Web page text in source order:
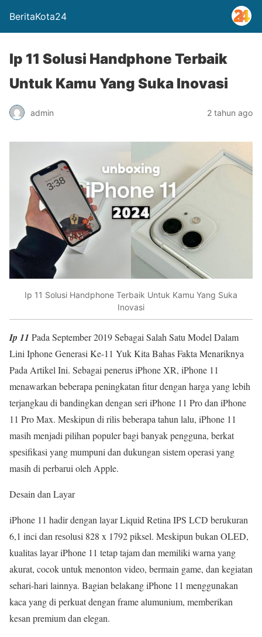
BeritaKota24
Ip 11 Solusi Handphone Terbaik
Untuk Kamu Yang Suka Inovasi
admin 2 tahun ago
Ip 11 Solusi Handphone Terbaik Untuk Kamu Yang Suka
Inovasi
Ip 11 Pada September 2019 Sebagai Salah Satu Model Dalam
Lini Iphone Generasi Ke-11 Yuk Kita Bahas Fakta Menariknya
Pada Artikel Ini. Sebagai penerus iPhone XR, iPhone 11
menawarkan beberapa peningkatan fitur dengan harga yang lebih
terjangkau di bandingkan dengan seri iPhone 11 Pro dan iPhone
11 Pro Max. Meskipun di rilis beberapa tahun lalu, iPhone 11
masih menjadi pilihan populer bagi banyak pengguna, berkat
spesifikasi yang mumpuni dan dukungan sistem operasi yang
masih di perbarui oleh Apple.
Desain dan Layar
iPhone 11 hadir dengan layar Liquid Retina IPS LCD berukuran
6,1 inci dan resolusi 828 x 1792 piksel. Meskipun bukan OLED,
kualitas layar iPhone 11 tetap tajam dan memiliki warna yang
akurat, cocok untuk menonton video, bermain game, dan kegiatan
sehari-hari lainnya. Bagian belakang iPhone 11 menggunakan
kaca yang di perkuat dengan frame alumunium, memberikan
kesan premium dan elegan.